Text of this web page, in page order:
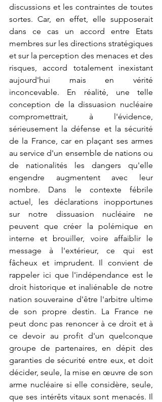
discussions et les contraintes de toutes
sortes. Car, en effet, elle supposerait
dans ce cas un accord entre Etats
membres sur les directions stratégiques
et sur la perception des menaces et des
risques, accord totalement inexistant
aujourd'hui mais en vérité
inconcevable. En réalité, une telle
conception de la dissuasion nucléaire
compromettrait, à l'évidence,
sérieusement la défense et la sécurité
de la France, car en plaçant ses armes
au service d'un ensemble de nations ou
de nationalités les dangers qu'elle
engendre augmentent avec leur
nombre. Dans le contexte fébrile
actuel, les déclarations inopportunes
sur notre dissuasion nucléaire ne
peuvent que créer la polémique en
interne et brouiller, voire affaiblir le
message à l'extérieur, ce qui est
fâcheux et imprudent. Il convient de
rappeler ici que l'indépendance est le
droit historique et inaliénable de notre
nation souveraine d'être l'arbitre ultime
de son propre destin. La France ne
peut donc pas renoncer à ce droit et à
ce devoir au profit d'un quelconque
groupe de partenaires, en dépit des
garanties de sécurité entre eux, et doit
décider, seule, la mise en œuvre de son
arme nucléaire si elle considère, seule,
que ses intérêts vitaux sont menacés. Il